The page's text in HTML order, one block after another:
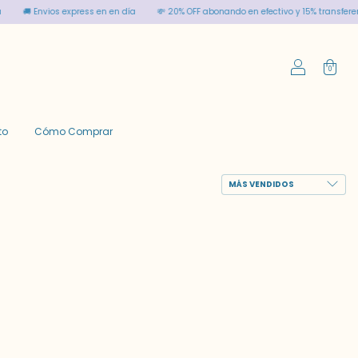
Envios express en en día 💸 20% OFF abonando en efectivo y 15% transferencia
0
Cómo Comprar